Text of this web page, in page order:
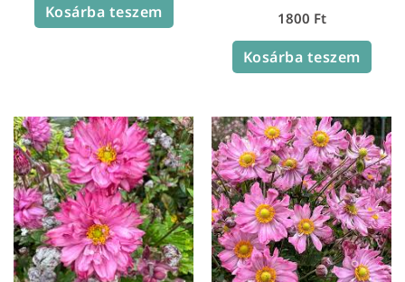
Kosárba teszem
1800 Ft
Kosárba teszem